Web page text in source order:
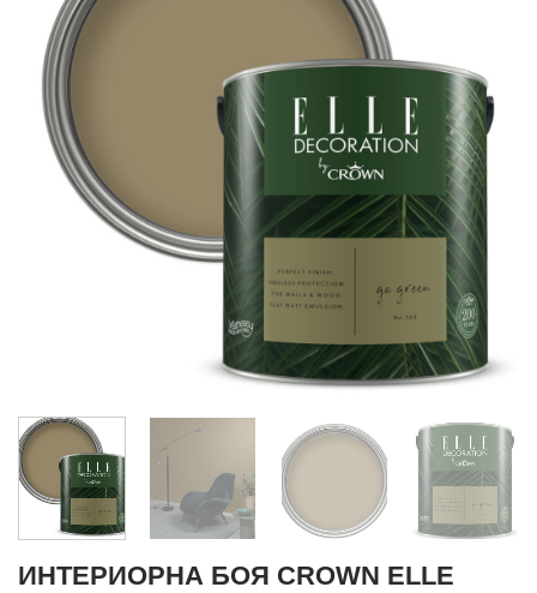
ИНТЕРИОРНА БОЯ CROWN ELLE